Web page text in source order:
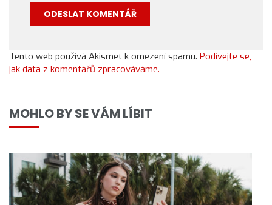
Tento web používá Akismet k omezení spamu. Podívejte se,
jak data z komentářů zpracováváme.
MOHLO BY SE VÁM LÍBIT